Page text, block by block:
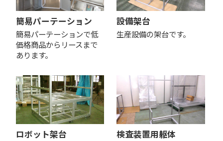
簡易パーテーション
簡易パーテーションで低
価格商品からリースまで
あります。
設備架台
生産設備の架台です。
ロボット架台 検査装置用躯体